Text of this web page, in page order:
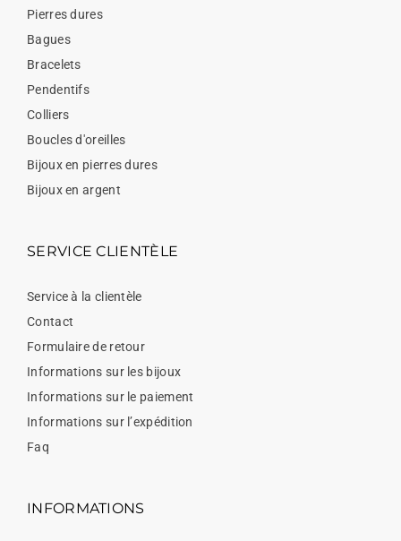
Pierres dures
Bagues
Bracelets
Pendentifs
Colliers
Boucles d'oreilles
Bijoux en pierres dures
Bijoux en argent
SERVICE CLIENTÈLE
Service à la clientèle
Contact
Formulaire de retour
Informations sur les bijoux
Informations sur le paiement
Informations sur l’expédition
Faq
INFORMATIONS